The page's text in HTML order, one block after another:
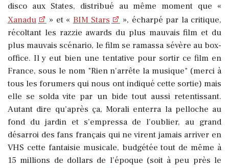
disco aux States, distribué au même moment que «
Xanadu
» et « BIM Stars
», écharpé par la critique,
récoltant les razzie awards du plus mauvais film et du
plus mauvais scénario, le film se ramassa sévère au box-
office. Il y eut bien une tentative pour sortir ce film en
France, sous le nom "Rien n'arrête la musique" (merci à
tous les forumers qui nous ont indiqué cette sortie) mais
elle se solda vite par un bide tout aussi retentissant.
Autant dire qu’après ça, Morali enterra la pelloche au
fond du jardin et s’empressa de l’oublier, au grand
désarroi des fans français qui ne virent jamais arriver en
VHS cette fantaisie musicale, budgétée tout de même à
15 millions de dollars de l’époque (soit à peu près le